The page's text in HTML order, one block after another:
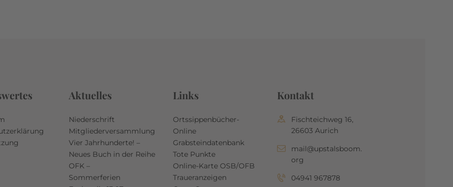
Aktuelles
Niederschrift
Mitgliederversammlung
Vier Jahrhunderte! –
Neues Buch in der Reihe
OFK –
Sommerferien
Links
Ortssippenbücher-
Online
Grabsteindatenbank
Tote Punkte
Online-Karte OSB/OFB
Traueranzeigen
Kontakt
Fischteichweg 16,
26603 Aurich
mail@upstalsboom.
org
04941 967878